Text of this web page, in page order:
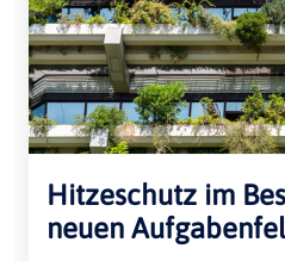
Hitzeschutz im
neuen